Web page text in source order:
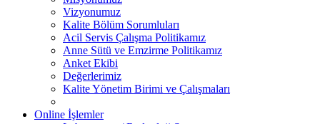
Vizyonumuz
Kalite Bölüm Sorumluları
Acil Servis Çalışma Politikamız
Anne Sütü ve Emzirme Politikamız
Anket Ekibi
Değerlerimiz
Kalite Yönetim Birimi ve Çalışmaları
Online İşlemler